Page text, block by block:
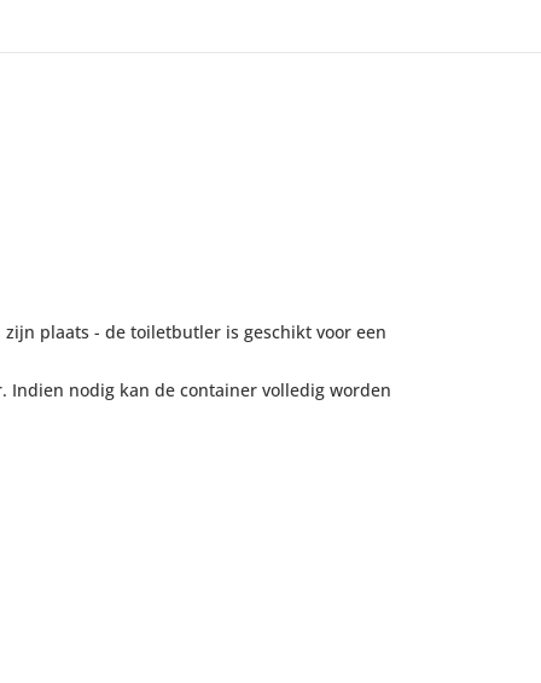
plaats - de toiletbutler is geschikt voor een
Indien nodig kan de container volledig worden